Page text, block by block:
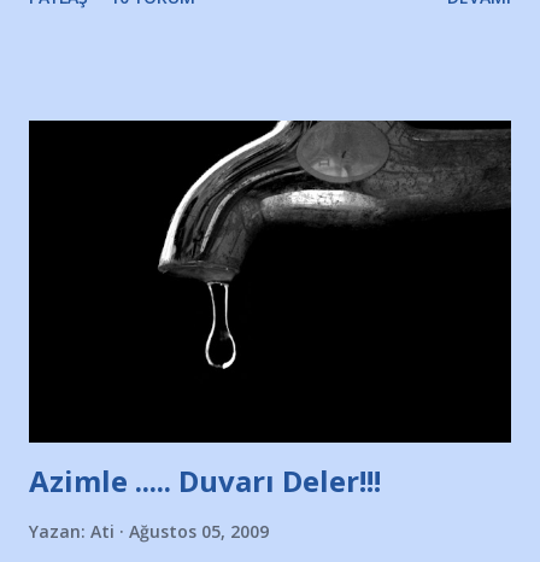
Yazımı, ağlayarak bitirebildim ancak…Kendisinin web
Nesrin’in Hikayesi’ne başlıyorum… 1964 Adana Yüzme
havuzunun kenarında 7 yaşında kara kuru bir kız çocuğu
duruyor. Havuzun içinde Adana Demirspor Kulübü
yüzücüleri. Erkekler çoğunlukta. Küçük kız etrafına bakıyor.
Sadece 4 kız çocuğu var. Nesrin, Adana Demirspor’un 4
kızından biri oluyor o gün…Giriyor havuza. 1973 – 1975
Adana Nesrin, 16 yaşında. Yüzüyor. 7 yaşında girdiği
Türkiye 3.lüğü var. 17 yaşında mar...
Azimle ..... Duvarı Deler!!!
Yazan: Ati Ağustos 05, 2009